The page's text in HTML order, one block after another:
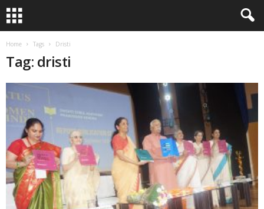
Home Tags Dristi
Tag: dristi